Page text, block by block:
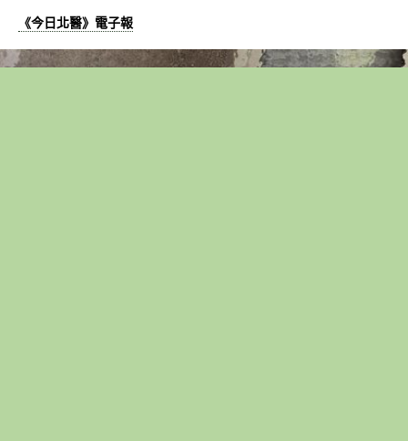
《今日北醫》電子報